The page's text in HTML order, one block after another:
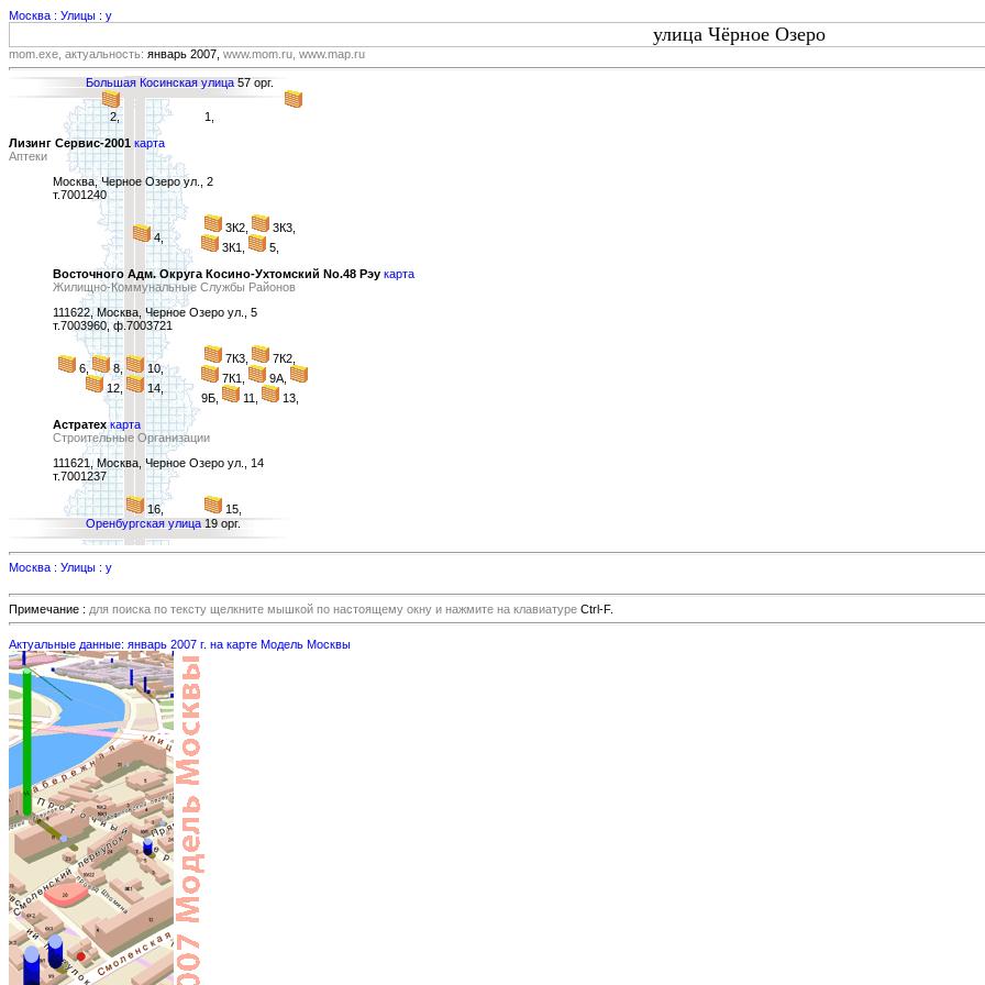
Москва : Улицы : у
улица Чёрное Озеро
mom.exe, актуальность: январь 2007, www.mom.ru, www.map.ru
Большая Косинская улица 57 орг.
2,
1,
Лизинг Сервис-2001 карта
Аптеки
Москва, Черное Озеро ул., 2
т.7001240
4,
3К2,
3К3,
3К1,
5,
Восточного Адм. Округа Косино-Ухтомский No.48 Рэу карта
Жилищно-Коммунальные Службы Районов
111622, Москва, Черное Озеро ул., 5
т.7003960, ф.7003721
6, 8,
10,
12,
14,
7К3,
7К2,
7К1,
9А,
9Б,
11,
13,
Астратех карта
Строительные Организации
111621, Москва, Черное Озеро ул., 14
т.7001237
16,
15,
Оренбургская улица 19 орг.
Москва : Улицы : у
Примечание : для поиска по тексту щелкните мышкой по настоящему окну и нажмите на клавиатуре Ctrl-F.
Актуальные данные: январь 2007 г. на карте Модель Москвы